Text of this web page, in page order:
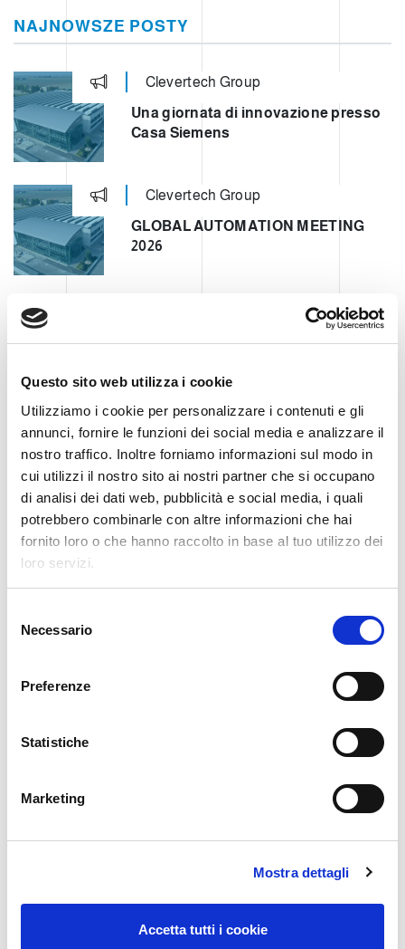
Questo sito web utilizza i cookie
Utilizziamo i cookie per personalizzare i contenuti e gli
annunci, fornire le funzioni dei social media e analizzare il
nostro traffico. Inoltre forniamo informazioni sul modo in
cui utilizzi il nostro sito ai nostri partner che si occupano
di analisi dei dati web, pubblicità e social media, i quali
potrebbero combinarle con altre informazioni che hai
fornito loro o che hanno raccolto in base al tuo utilizzo dei
loro servizi.
Necessario
Preferenze
Statistiche
Marketing
Mostra dettagli
Accetta tutti i cookie
NAJNOWSZE POSTY
Clevertech Group
Una giornata di innovazione presso
Casa Siemens
Clevertech Group
GLOBAL AUTOMATION MEETING
2026
COMMERCE
Clevertech Group
LE POSIZIONI APERTE
AUMENTANO. I LAVORATORI
QUALIFICATI NO
KATEGORIE
NAJNOWSZE POSTY 8
PALETYZATORY DO POKRYWEK